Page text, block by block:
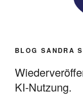
BLOG SANDRA
KI-Nutzung.